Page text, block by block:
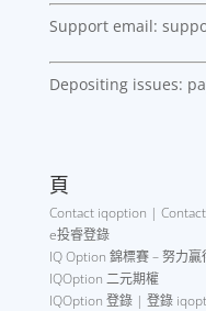
Support email:
Depositing issues:
頁
Contact iqoption |
e投睿登錄
IQ Option 錦標賽 – 努力
IQOption 二元期權
IQOption 登錄 | 登錄